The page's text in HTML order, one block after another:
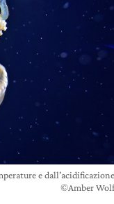
e
©Amber